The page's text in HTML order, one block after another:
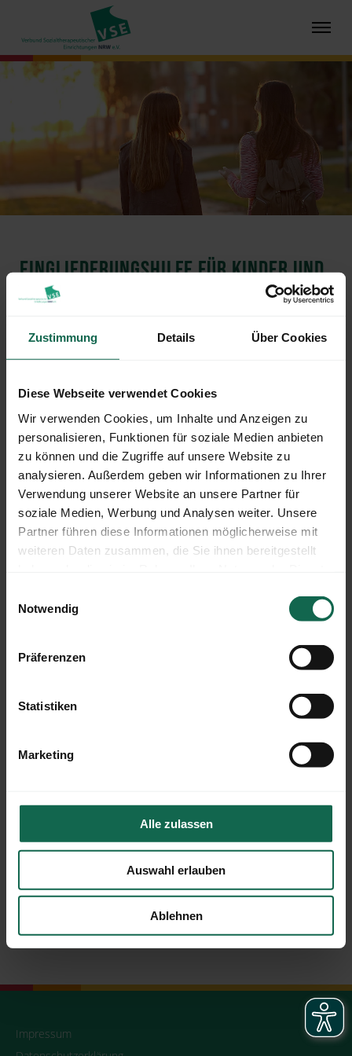
Zustimmung Details Über Cookies
Diese Webseite verwendet Cookies
Wir verwenden Cookies, um Inhalte und Anzeigen zu
personalisieren, Funktionen für soziale Medien anbieten
zu können und die Zugriffe auf unsere Website zu
analysieren. Außerdem geben wir Informationen zu Ihrer
Verwendung unserer Website an unsere Partner für
soziale Medien, Werbung und Analysen weiter. Unsere
Partner führen diese Informationen möglicherweise mit
weiteren Daten zusammen, die Sie ihnen bereitgestellt
Notwendig
Präferenzen
Statistiken
Marketing
Alle zulassen
Auswahl erlauben
Ablehnen
EINGLIEDERUNGSHILFE FÜR KINDER UND
JUGENDLICHE
UNSER ANGEBOT IN MÜNSTER
Impressum